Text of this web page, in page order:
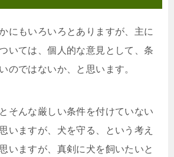
にもいろいろとありますが、主に
いては、個人的な意見として、条
のではないか、と思います。
そんな厳しい条件を付けていない
いますが、犬を守る、という考え
いますが、真剣に犬を飼いたいと